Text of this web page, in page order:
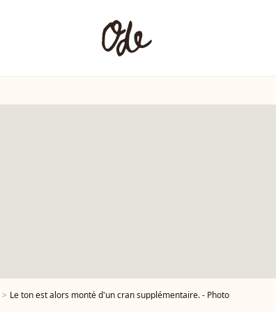
Le ton est alors monté d'un cran supplémentaire. - Photo